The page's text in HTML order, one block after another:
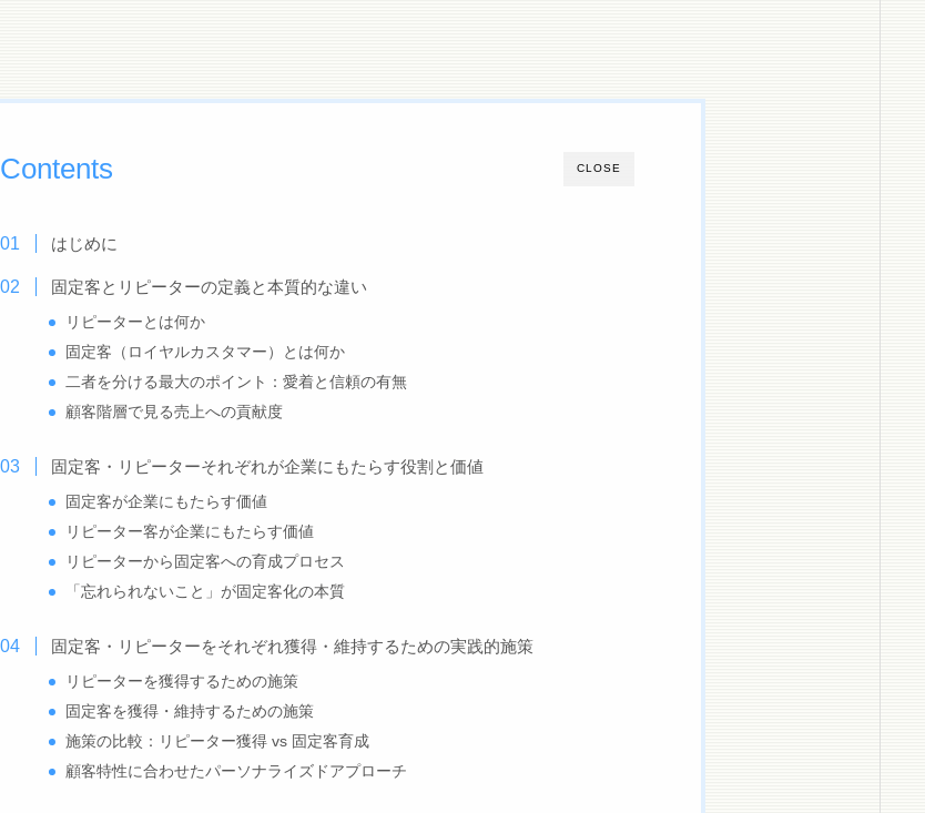
CLOSE
Contents
はじめに
固定客とリピーターの定義と本質的な違い
リピーターとは何か
固定客（ロイヤルカスタマー）とは何か
二者を分ける最大のポイント：愛着と信頼の有無
顧客階層で見る売上への貢献度
固定客・リピーターそれぞれが企業にもたらす役割と価値
固定客が企業にもたらす価値
リピーター客が企業にもたらす価値
リピーターから固定客への育成プロセス
「忘れられないこと」が固定客化の本質
固定客・リピーターをそれぞれ獲得・維持するための実践的施策
リピーターを獲得するための施策
固定客を獲得・維持するための施策
施策の比較：リピーター獲得 vs 固定客育成
顧客特性に合わせたパーソナライズドアプローチ